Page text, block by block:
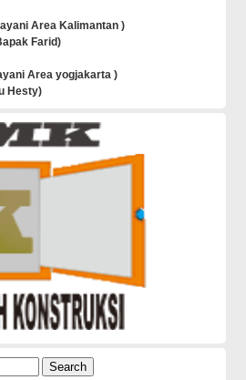
Area Kalimantan )
Farid)
Area yogjakarta )
Hesty)